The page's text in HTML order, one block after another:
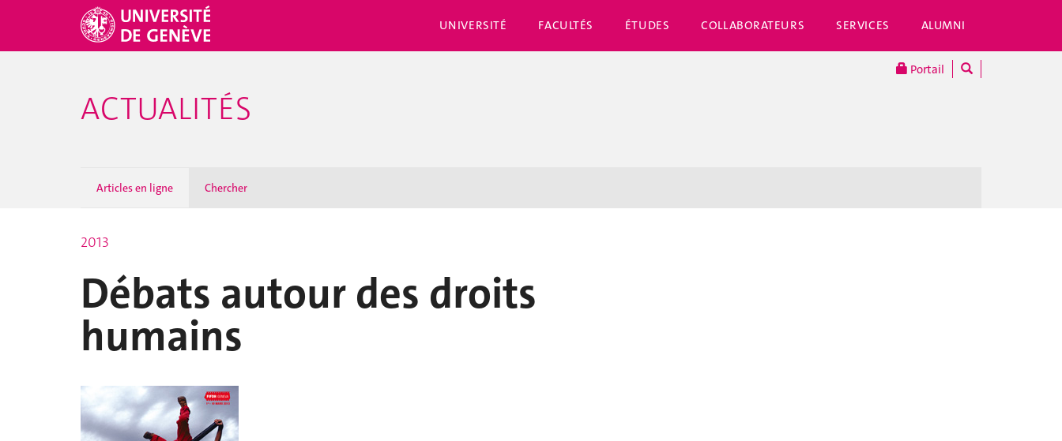
UNIVERSITÉ FACULTÉS ÉTUDES COLLABORATEURS SERVICES ALUMNI
Portail
ACTUALITÉS
Articles en ligne Chercher
2013
Débats autour des droits
humains